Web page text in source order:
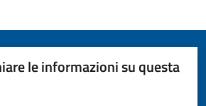
le informazioni su questa